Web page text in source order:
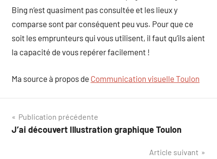
Bing n’est quasiment pas consultée et les lieux y
comparse sont par conséquent peu vus. Pour que ce
soit les emprunteurs qui vous utilisent, il faut qu’ils aient
la capacité de vous repérer facilement !
Ma source à propos de Communication visuelle Toulon
Navigation
de
Publication précédente
J’ai découvert Illustration graphique Toulon
Article suivant